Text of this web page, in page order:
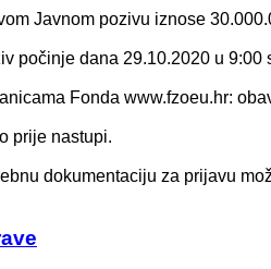
Javnom pozivu iznose
počinje dana 29.10.2020 u 9:00
Fonda www.fzoeu.hr:
prije nastupi.
dokumentaciju za prijavu